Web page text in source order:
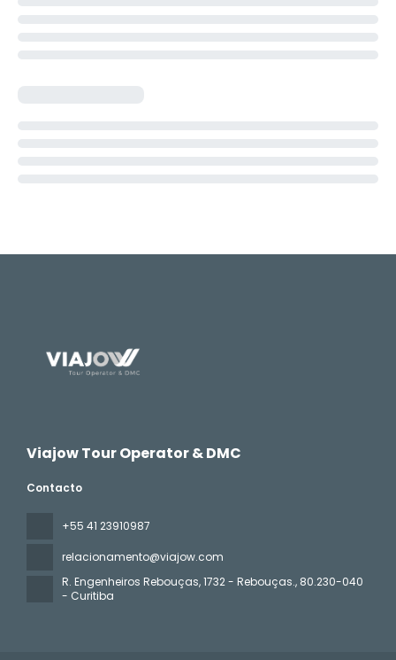
Viajow Tour Operator & DMC
Contacto
+55 41 23910987
relacionamento@viajow.com
R. Engenheiros Rebouças, 1732 - Rebouças., 80.230-040
- Curitiba